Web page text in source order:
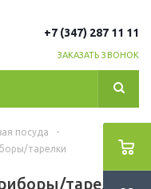
+7 (347) 287 11 11
ЗАКАЗАТЬ ЗВОНОК
посуда
-
тарелки
тарелки